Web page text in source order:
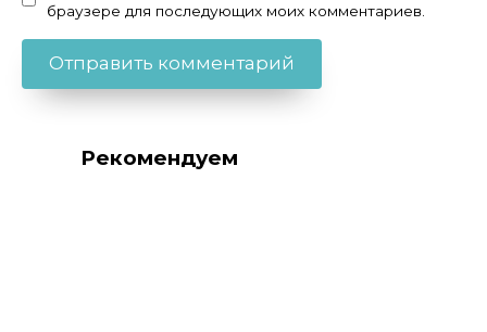
браузере для последующих моих комментариев.
Рекомендуем